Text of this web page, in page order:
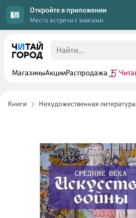
Откройте в приложении
Место встречи с книгами
МагазиныАкцииРаспродажа
Книги Нехудожественная литература